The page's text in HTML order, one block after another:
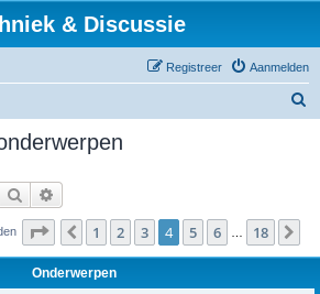
& Discussie
Aanmelden
Registreer
Zoek
Pagina van 18
Vorige
1 2 3 4 5 6 18
Onderwerpen